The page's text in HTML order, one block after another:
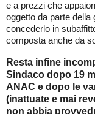
e a prezzi che
oggetto da parte della
concederlo in
composta anche da
Resta infine
Sindaco dopo 19
ANAC e dopo le
(inattuate e mai
non abbia